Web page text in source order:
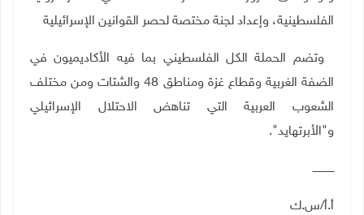
الفلسطينية، وإعداد لجنة مختصة لحصر القوانين الإسرائيلية
وتضم الحملة الكل الفلسطيني بما فيه الأكاديميون في
الضفة الغربية وقطاع غزة ومناطق 48 والشتات ومن مختلف
الشعوب العربية التي تناهض الاحتلال الإسرائيلي
و"الأبرتهايد".
ـــــــــــــ
أ.أ/س.ك